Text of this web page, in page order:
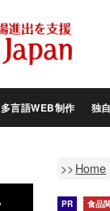
多言語WEB制作 独
Home
PR 食品